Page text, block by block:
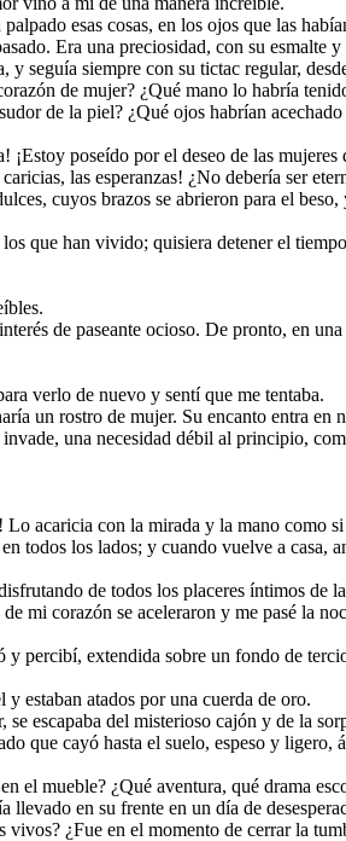
esas cosas, en los ojos que las
Era una preciosidad, con su esmalte
seguía siempre con su tictac regular,
de mujer? ¿Qué mano lo habría
de la piel? ¿Qué ojos habrían
poseído por el deseo de las
las esperanzas! ¿No debería ser
cuyos brazos se abrieron para el
que han vivido; quisiera detener el
de paseante ocioso. De pronto, en
verlo de nuevo y sentí que me tentaba.
un rostro de mujer. Su encanto entra en
una necesidad débil al principio,
acaricia con la mirada y la mano como
todos los lados; y cuando vuelve a casa,
de todos los placeres íntimos de
mi corazón se aceleraron y me pasé la
percibí, extendida sobre un fondo de
estaban atados por una cuerda de oro.
escapaba del misterioso cajón y de la
que cayó hasta el suelo, espeso y
el mueble? ¿Qué aventura, qué drama
llevado en su frente en un día de
¿Fue en el momento de cerrar la